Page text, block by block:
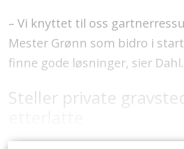
– Vi knyttet til oss
Mester Grønn som bidro i
finne gode løsninger, sier Dahl.
Steller private